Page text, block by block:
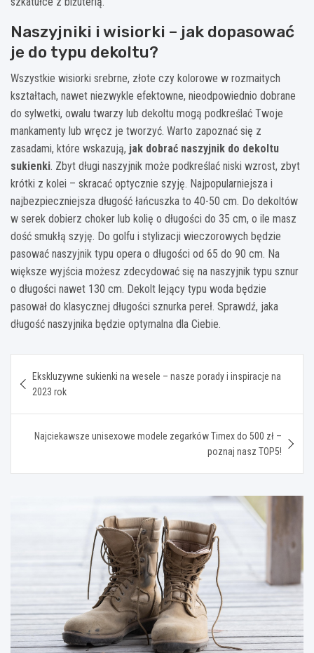
Naszyjniki i wisiorki – jak dopasować
je do typu dekoltu?
Wszystkie wisiorki srebrne, złote czy kolorowe w rozmaitych
kształtach, nawet niezwykle efektowne, nieodpowiednio dobrane
do sylwetki, owalu twarzy lub dekoltu mogą podkreślać Twoje
mankamenty lub wręcz je tworzyć. Warto zapoznać się z
zasadami, które wskazują, jak dobrać naszyjnik do dekoltu
sukienki. Zbyt długi naszyjnik może podkreślać niski wzrost, zbyt
krótki z kolei – skracać optycznie szyję. Najpopularniejsza i
najbezpieczniejsza długość łańcuszka to 40-50 cm. Do dekoltów
w serek dobierz choker lub kolię o długości do 35 cm, o ile masz
dość smukłą szyję. Do golfu i stylizacji wieczorowych będzie
pasować naszyjnik typu opera o długości od 65 do 90 cm. Na
większe wyjścia możesz zdecydować się na naszyjnik typu sznur
o długości nawet 130 cm. Dekolt lejący typu woda będzie
pasował do klasycznej długości sznurka pereł. Sprawdź, jaka
długość naszyjnika będzie optymalna dla Ciebie.
wpisu
Ekskluzywne sukienki na wesele – nasze porady i inspiracje na
2023 rok
Najciekawsze unisexowe modele zegarków Timex do 500 zł –
poznaj nasz TOP5!